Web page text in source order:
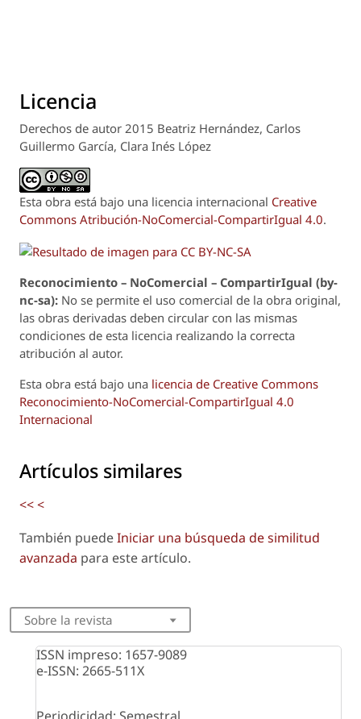
Licencia
Derechos de autor 2015 Beatriz Hernández, Carlos
Guillermo García, Clara Inés López
Esta obra está bajo una licencia internacional Creative
Commons Atribución-NoComercial-CompartirIgual 4.0.
Reconocimiento – NoComercial – CompartirIgual (by-
nc-sa): No se permite el uso comercial de la obra original,
las obras derivadas deben circular con las mismas
condiciones de esta licencia realizando la correcta
atribución al autor.
Esta obra está bajo una licencia de Creative Commons
Reconocimiento-NoComercial-CompartirIgual 4.0
Internacional
Artículos similares
<<<
También puedeIniciar una búsqueda de similitud
avanzada para este artículo.
Sobre la revista
ISSN impreso: 1657-9089
e-ISSN: 2665-511X